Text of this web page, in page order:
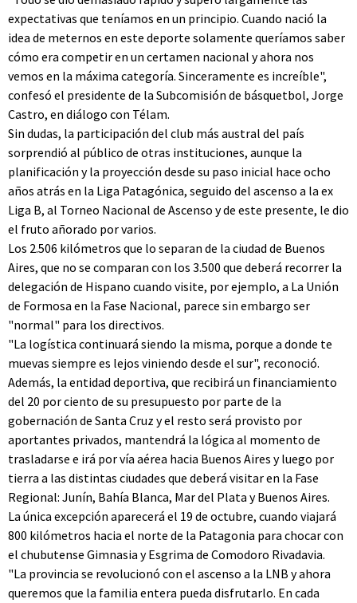
expectativas que teníamos en un principio. Cuando nació la
idea de meternos en este deporte solamente queríamos saber
cómo era competir en un certamen nacional y ahora nos
vemos en la máxima categoría. Sinceramente es increíble",
confesó el presidente de la Subcomisión de básquetbol, Jorge
Castro, en diálogo con Télam.
Sin dudas, la participación del club más austral del país
sorprendió al público de otras instituciones, aunque la
planificación y la proyección desde su paso inicial hace ocho
años atrás en la Liga Patagónica, seguido del ascenso a la ex
Liga B, al Torneo Nacional de Ascenso y de este presente, le dio
el fruto añorado por varios.
Los 2.506 kilómetros que lo separan de la ciudad de Buenos
Aires, que no se comparan con los 3.500 que deberá recorrer la
delegación de Hispano cuando visite, por ejemplo, a La Unión
de Formosa en la Fase Nacional, parece sin embargo ser
"normal" para los directivos.
"La logística continuará siendo la misma, porque a donde te
muevas siempre es lejos viniendo desde el sur", reconoció.
Además, la entidad deportiva, que recibirá un financiamiento
del 20 por ciento de su presupuesto por parte de la
gobernación de Santa Cruz y el resto será provisto por
aportantes privados, mantendrá la lógica al momento de
trasladarse e irá por vía aérea hacia Buenos Aires y luego por
tierra a las distintas ciudades que deberá visitar en la Fase
Regional: Junín, Bahía Blanca, Mar del Plata y Buenos Aires.
La única excepción aparecerá el 19 de octubre, cuando viajará
800 kilómetros hacia el norte de la Patagonia para chocar con
el chubutense Gimnasia y Esgrima de Comodoro Rivadavia.
"La provincia se revolucionó con el ascenso a la LNB y ahora
queremos que la familia entera pueda disfrutarlo. En cada